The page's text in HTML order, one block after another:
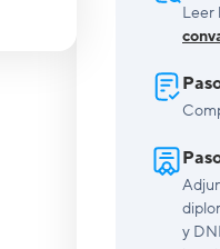
Leer
y